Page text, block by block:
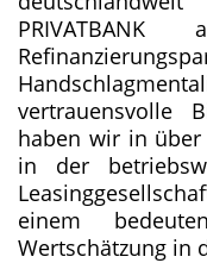
vertrauensvolle
haben wir in über
in der
einem
Wertschätzung in